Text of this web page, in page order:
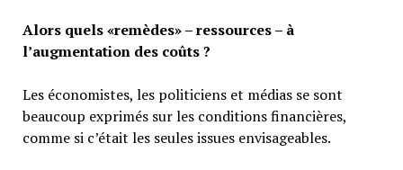
Alors quels «remèdes» – ressources – à
l’augmentation des coûts ?
Les économistes, les politiciens et médias se sont
beaucoup exprimés sur les conditions financières,
comme si c’était les seules issues envisageables.